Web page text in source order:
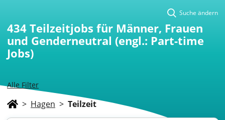
Alle Filter
Suche ändern
434 Teilzeitjobs für Männer, Frauen
und Genderneutral (engl.: Part-time
Jobs)
> Hagen > Teilzeit